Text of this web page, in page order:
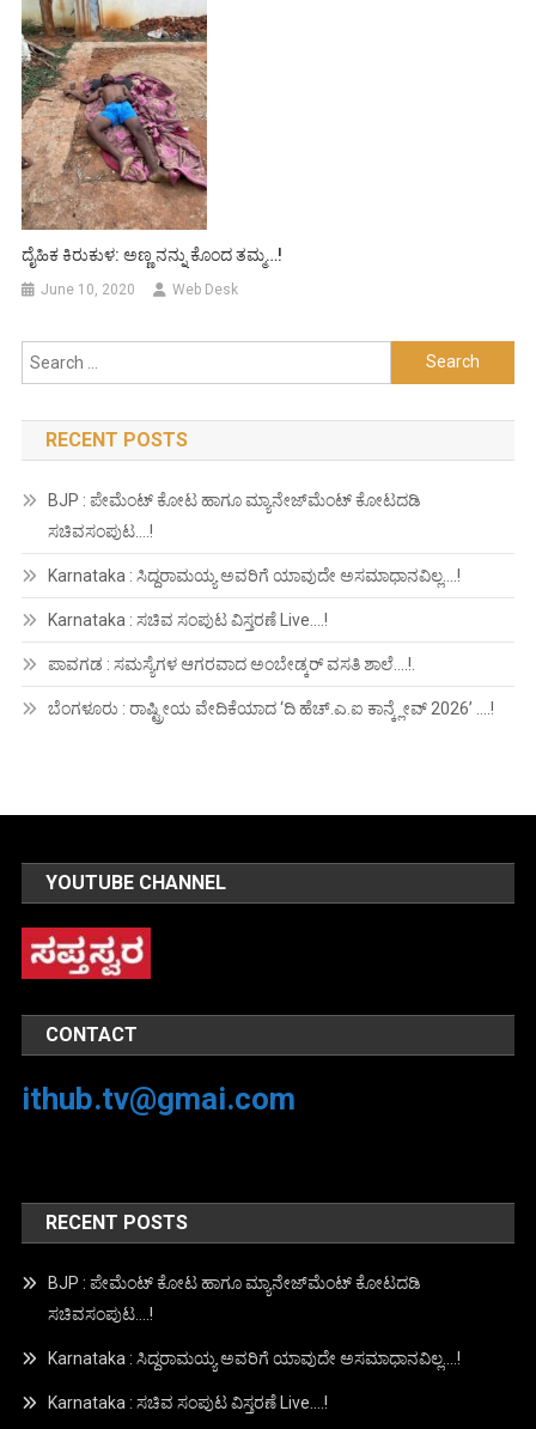
ದೈಹಿಕ ಕಿರುಕುಳ: ಅಣ್ಣ ನನ್ನು ಕೊಂದ ತಮ್ಮ…!
June 10, 2020 Web Desk
Search
for:
RECENT POSTS
BJP : ಪೇಮೆಂಟ್ ಕೋಟ ಹಾಗೂ ಮ್ಯಾನೇಜ್‍ಮೆಂಟ್ ಕೋಟದಡಿ
ಸಚಿವಸಂಪುಟ….!
Karnataka : ಸಿದ್ದರಾಮಯ್ಯ ಅವರಿಗೆ ಯಾವುದೇ ಅಸಮಾಧಾನವಿಲ್ಲ….!
Karnataka : ಸಚಿವ ಸಂಪುಟ ವಿಸ್ತರಣೆ Live….!
ಪಾವಗಡ : ಸಮಸ್ಯೆಗಳ ಆಗರವಾದ ಅಂಬೇಡ್ಕರ್ ವಸತಿ ಶಾಲೆ….!.
ಬೆಂಗಳೂರು : ರಾಷ್ಟ್ರೀಯ ವೇದಿಕೆಯಾದ ‘ದಿ ಹೆಚ್.ಎ.ಐ ಕಾನ್ಕ್ಲೇವ್ 2026’ ….!
YOUTUBE CHANNEL
CONTACT
ithub.tv@gmai.com
RECENT POSTS
BJP : ಪೇಮೆಂಟ್ ಕೋಟ ಹಾಗೂ ಮ್ಯಾನೇಜ್‍ಮೆಂಟ್ ಕೋಟದಡಿ
ಸಚಿವಸಂಪುಟ….!
Karnataka : ಸಿದ್ದರಾಮಯ್ಯ ಅವರಿಗೆ ಯಾವುದೇ ಅಸಮಾಧಾನವಿಲ್ಲ….!
Karnataka : ಸಚಿವ ಸಂಪುಟ ವಿಸ್ತರಣೆ Live….!